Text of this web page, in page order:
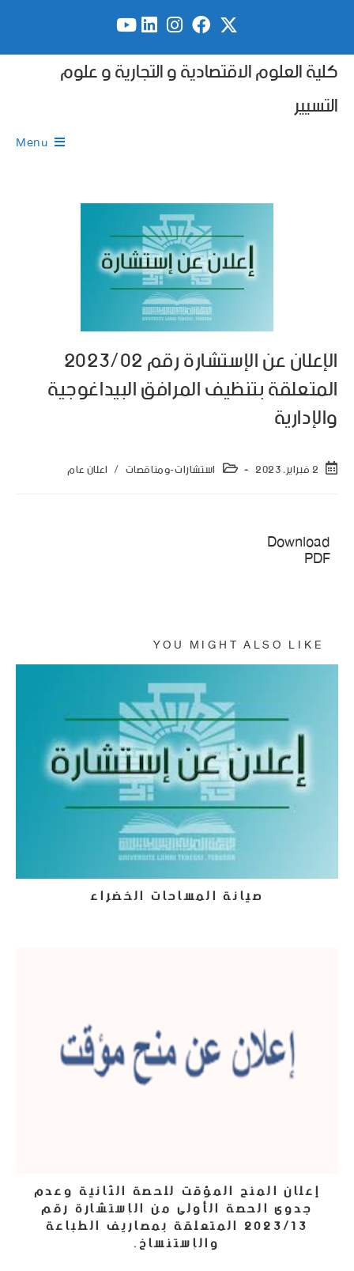
كلية العلوم الاقتصادية و التجارية و علوم
التسيير
Menu
الإعلان عن الإستشارة رقم 2023/02
المتعلقة بتنظيف المرافق البيداغوجية
والإدارية
2 فبراير، 2023 استشارات-ومناقصات / اعلان عام
Download
PDF
YOU MIGHT ALSO LIKE
صيانة المساحات الخضراء
إعلان المنح المؤقت للحصة الثانية وعدم
جدوى الحصة الأولى من الإستشارة رقم
2023/13 المتعلقة بمصاريف الطباعة
والإستنساخ.